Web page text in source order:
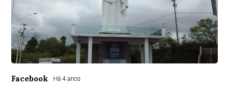
Facebook Há 4 anos